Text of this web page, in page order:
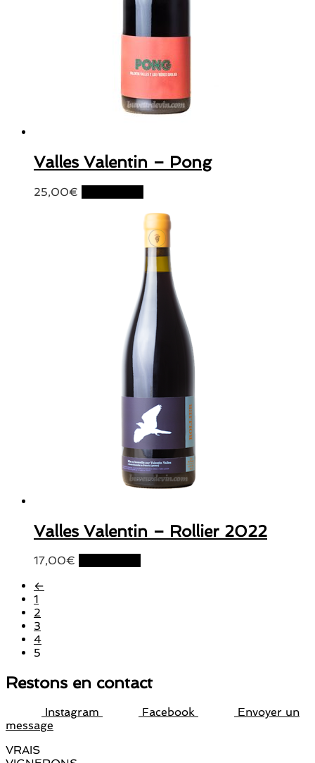
Valles Valentin – Pong
25,00€
Valles Valentin – Rollier 2022
17,00€
←
1
2
3
4
5
Restons en contact
Instagram Facebook
Envoyer un
message
VRAIS